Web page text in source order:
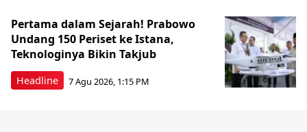
Headline
Pertama dalam Sejarah! Prabowo
Undang 150 Periset ke Istana,
Teknologinya Bikin Takjub
7 Agu 2026, 1:15 PM